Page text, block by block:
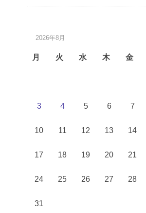
2026年8月
月 火 水 木 金
3 4 5 6 7
10 11 12 13 14
17 18 19 20 21
24 25 26 27 28
31